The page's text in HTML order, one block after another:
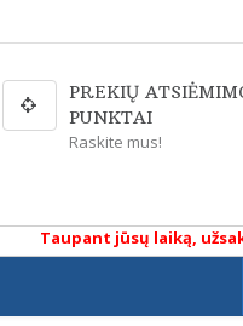
PREKIŲ
PUNKTAI
Raskite mus!
Taupant jūsų laiką,